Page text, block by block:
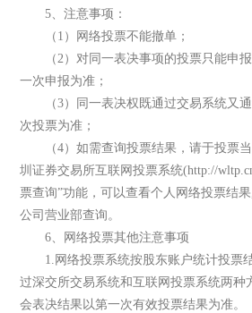
5、注意事项：
（1）网络投票不能撤单；
（2）对同一表决事项的投票只能申报
一次申报为准；
（3）同一表决权既通过交易系统又通
次投票为准；
（4）如需查询投票结果，请于投票当
圳证券交易所互联网投票系统(http://
票查询”功能，可以查看个人网络投票结
公司营业部查询。
6、网络投票其他注意事项
1.网络投票系统按股东账户统计投票
过深交所交易系统和互联网投票系统两种
会表决结果以第一次有效投票结果为准。